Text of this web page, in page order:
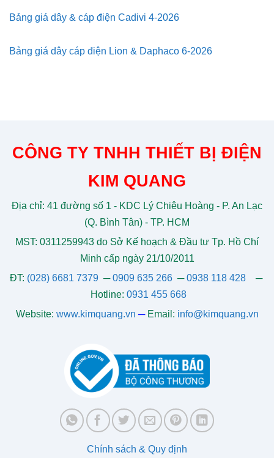
Bảng giá dây & cáp điện Cadivi 4-2026
Bảng giá dây cáp điện Lion & Daphaco 6-2026
CÔNG TY TNHH THIẾT BỊ ĐIỆN
KIM QUANG
Địa chỉ: 41 đường số 1 - KDC Lý Chiêu Hoàng - P. An Lạc
(Q. Bình Tân) - TP. HCM
MST: 0311259943 do Sở Kế hoạch & Đầu tư Tp. Hồ Chí
Minh cấp ngày 21/10/2011
ĐT: (028) 6681 7379 ─0909 635 266─0938 118 428─
Hotline: 0931 455 668
Website: www.kimquang.vn ─ Email: info@kimquang.vn
Chính sách & Quy định